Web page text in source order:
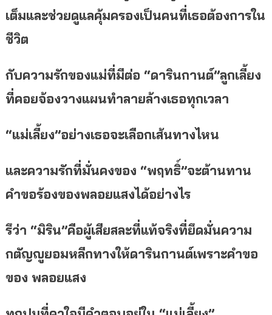
เต็มและช่วยดูแลคุ้มครองเป็นคนที่เธอต้องการใน
ชีวิต
กับความรักของแม่ที่มีต่อ “ดารินกานต์”ลูกเลี้ยง
ที่คอยจ้องวางแผนทำลายล้างเธอทุกเวลา
“แม่เลี้ยง”อย่างเธอจะเลือกเส้นทางไหน
และความรักที่มั่นคงของ “พฤทธิ์”จะต้านทาน
คำขอร้องของพลอยแสงได้อย่างไร
รึว่า “มิริน”คือผู้เสียสละที่แท้จริงที่ยึดมั่นความ
กตัญญูยอมหลีกทางให้ดารินกานต์เพราะคำขอ
ของ พลอยแสง